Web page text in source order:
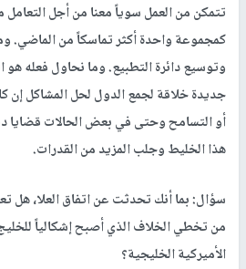
تتمكن من العمل سوياً معنا من أجل التعامل
كمجموعة واحدة أكثر تماسكاً من الماضي.
وتوسيع دائرة التطبيع. وما نحاول فعله هو
جديدة خلاقة لجمع الدول لحل المشاكل إن
أو التسامح وحتى في بعض الحالات قضايا
هذا الخليط وجلب المزيد من القدرات.
سؤال: بما أنك تحدثت عن اتفاق العلا، هل
من تخطي الخلاف الذي أصبح إشكالياً
الأميركية الخليجية؟